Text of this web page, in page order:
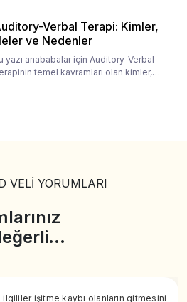
Verbal Terapi: Kimler,
ve Nedenler
yazı anababalar için Auditory-Verbal
temel kavramları olan kimler,
VELİ YORUMLARI
işitme kaybı olanların gitmesini